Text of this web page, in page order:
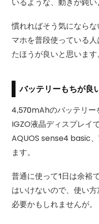
慣れればそう気になら
マホを普段使っている
たほうが良いと思います。
バッテリーもちが良
4,570mAhのバッテリー
IGZO液晶ディスプレイ
AQUOS sense4 basic
ます。
普通に使って1日は余裕
はいけないので、使い
必要かもしれませんが。